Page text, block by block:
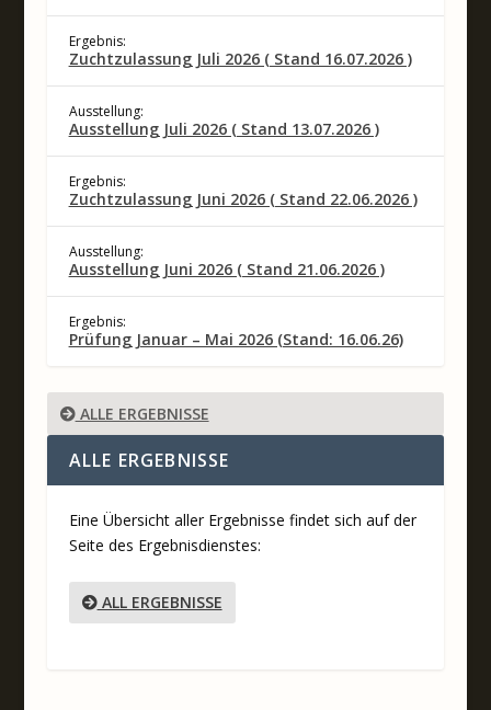
Ergebnis:
Zuchtzulassung Juli 2026 ( Stand 16.07.2026 )
Ausstellung:
Ausstellung Juli 2026 ( Stand 13.07.2026 )
Ergebnis:
Zuchtzulassung Juni 2026 ( Stand 22.06.2026 )
Ausstellung:
Ausstellung Juni 2026 ( Stand 21.06.2026 )
Ergebnis:
Prüfung Januar – Mai 2026 (Stand: 16.06.26)
ALLE ERGEBNISSE
ALLE ERGEBNISSE
Eine Übersicht aller Ergebnisse findet sich auf der
Seite des Ergebnisdienstes:
ALL ERGEBNISSE